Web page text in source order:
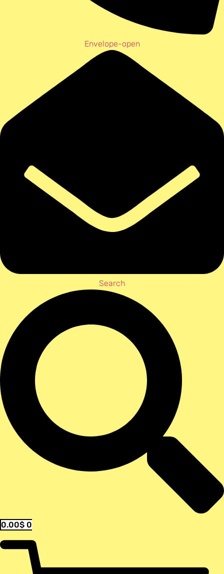
Envelope-open
Search
0.00$ 0